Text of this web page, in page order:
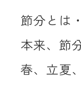
節分とは
本来、節
春、立夏